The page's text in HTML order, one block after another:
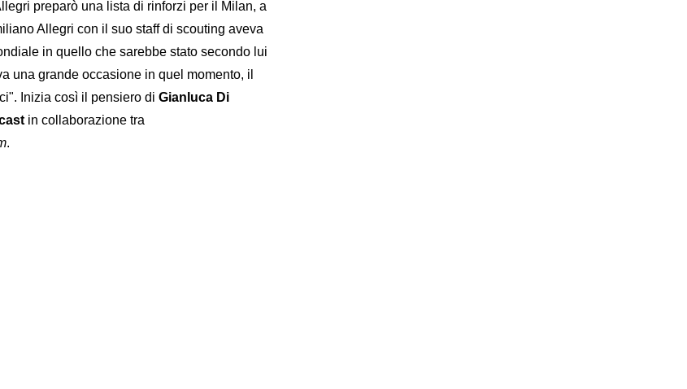
preparò una lista di rinforzi per il Milan, a
Allegri con il suo staff di scouting aveva
in quello che sarebbe stato secondo lui
una grande occasione in quel momento, il
Inizia così il pensiero di Gianluca Di
in collaborazione tra
.